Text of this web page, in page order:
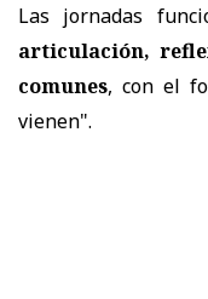
Las jornadas
articulación,
comunes, con el
vienen".